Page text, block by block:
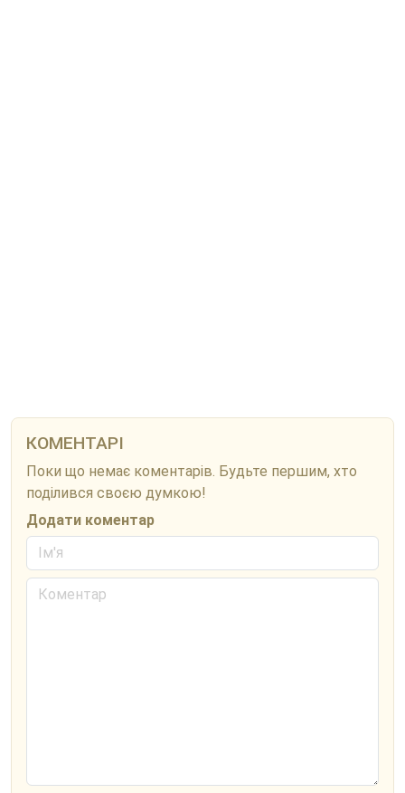
КОМЕНТАРІ
Поки що немає коментарів. Будьте першим, хто
поділився своєю думкою!
Додати коментар